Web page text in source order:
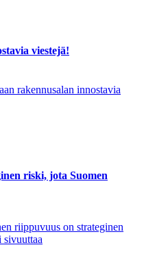
viestejä!
rakennusalan innostavia
riski, jota Suomen
riippuvuus on strateginen
sivuuttaa